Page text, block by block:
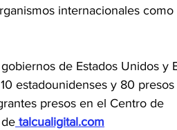
internacionales como
de Estados Unidos y
estadounidenses y 80 presos
presos en el Centro de
talcualigital.com